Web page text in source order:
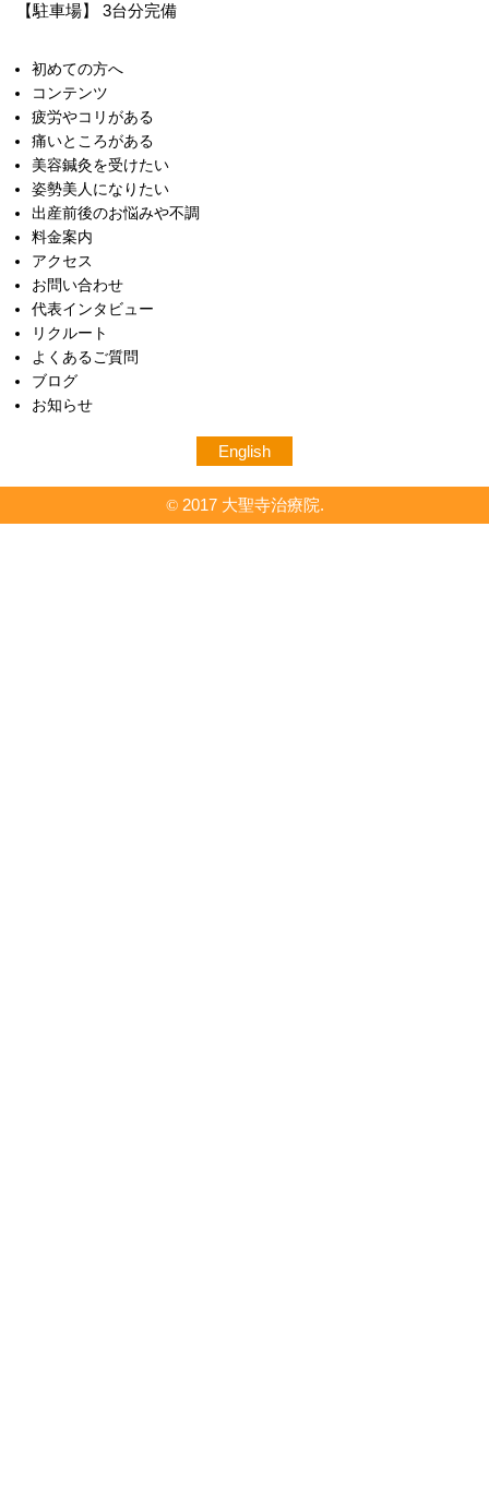
【駐車場】 3台分完備
初めての方へ
コンテンツ
疲労やコリがある
痛いところがある
美容鍼灸を受けたい
姿勢美人になりたい
出産前後のお悩みや不調
料金案内
アクセス
お問い合わせ
代表インタビュー
リクルート
よくあるご質問
ブログ
お知らせ
English
©2017 大聖寺治療院.